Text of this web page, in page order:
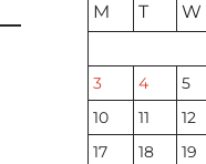
M
T W
3
4 5
10
11 12
17
18 19